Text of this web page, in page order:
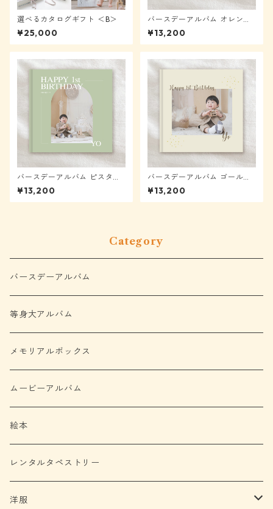
選べるカタログギフト ＜B＞
¥25,000
バースデーアルバム オレンジ
【メール便送料無料】★モニ
ター様表示から40%OFF
¥13,200
バースデーアルバム ピスタチ
オ【メール便送料無料】★モ
ニター様表示から40%OFF
¥13,200
バースデーアルバム ゴールド
【メール便送料無料】★モニ
ター様表示から40%OFF
¥13,200
Category
バースデーアルバム
等身大アルバム
メモリアルボックス
ムービーアルバム
絵本
レンタルタペストリー
洋服